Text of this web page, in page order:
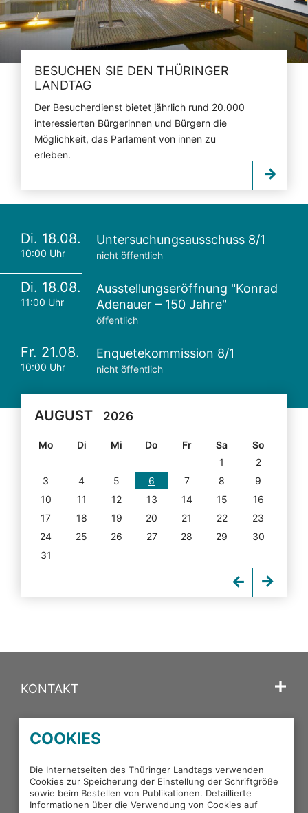
BESUCHEN SIE DEN THÜRINGER
LANDTAG
Der Besucherdienst bietet jährlich rund 20.000
interessierten Bürgerinnen und Bürgern die
Möglichkeit, das Parlament von innen zu
erleben.
Di. 18.08.
10:00 Uhr
Untersuchungsausschuss 8/1
nicht öffentlich
Di. 18.08.
11:00 Uhr
Ausstellungseröffnung "Konrad
Adenauer – 150 Jahre"
öffentlich
Fr. 21.08.
10:00 Uhr
Enquetekommission 8/1
nicht öffentlich
AUGUST 2026
Mo Di Mi Do Fr Sa
So
1
2
3
4 5 6 7 8
9
10
11 12 13 14 15
16
17
18 19 20 21 22
23
24
25 26 27 28 29
30
31
KONTAKT
PORTALE DES THÜRINGER LANDTAGS
EXTERNE LINKS
COOKIES
Die Internetseiten des Thüringer Landtags verwenden
Cookies zur Speicherung der Einstellung der Schriftgröße
sowie beim Bestellen von Publikationen. Detaillierte
Informationen über die Verwendung von Cookies auf